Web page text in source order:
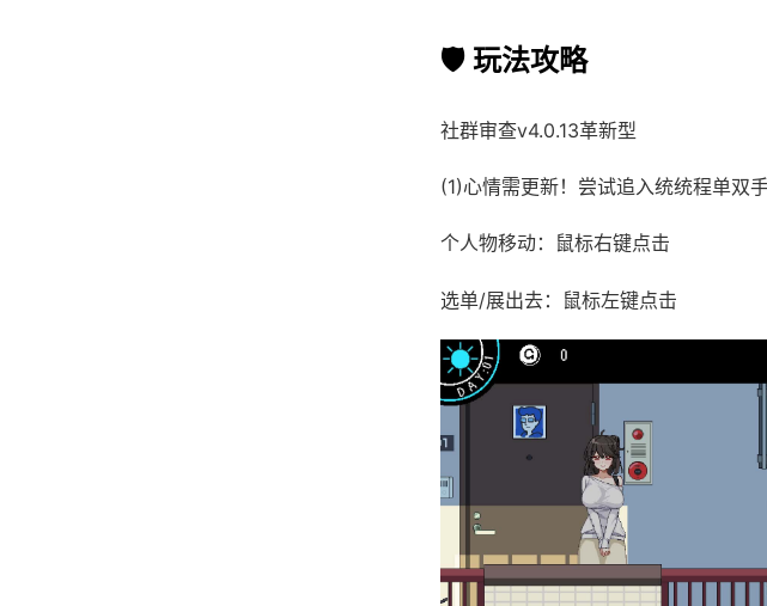
🛡️ 玩法攻略
社群审查v4.0.13革新型
(1)心情需更新！尝试追入统统程单双
个人物移动：鼠标右键点击
选单/展出去：鼠标左键点击